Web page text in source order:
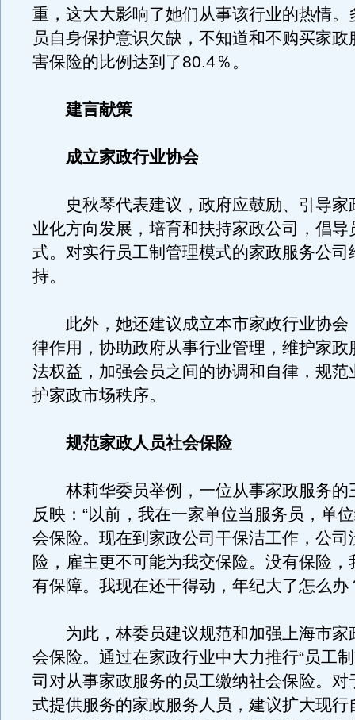
重，这大大影响了她们从事该行业的热情。
员自身保护意识欠缺，不知道和不购买家政
害保险的比例达到了80.4％。
建言献策
成立家政行业协会
史秋琴代表建议，政府应鼓励、引导家
业化方向发展，培育和扶持家政公司，倡导
式。对实行员工制管理模式的家政服务公司
持。
此外，她还建议成立本市家政行业协会
律作用，协助政府从事行业管理，维护家政
法权益，加强会员之间的协调和自律，规范
护家政市场秩序。
规范家政人员社会保险
林莉华委员举例，一位从事家政服务的
反映：“以前，我在一家单位当服务员，单
会保险。现在到家政公司干保洁工作，公司
险，雇主更不可能为我交保险。没有保险，
有保障。我现在还干得动，年纪大了怎么办
为此，林委员建议规范和加强上海市家
会保险。通过在家政行业中大力推行“员工
司对从事家政服务的员工缴纳社会保险。对
式提供服务的家政服务人员，建议扩大现行